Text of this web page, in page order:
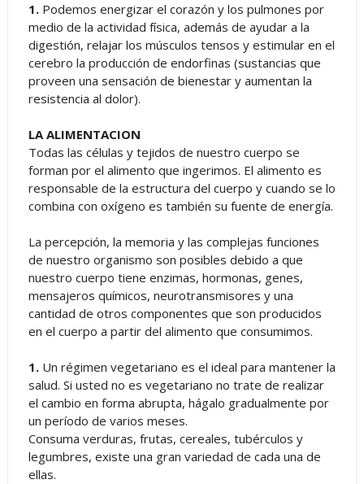
1. Podemos energizar el corazón y los pulmones por
medio de la actividad física, además de ayudar a la
digestión, relajar los músculos tensos y estimular en el
cerebro la producción de endorfinas (sustancias que
proveen una sensación de bienestar y aumentan la
resistencia al dolor).
LA ALIMENTACION
Todas las células y tejidos de nuestro cuerpo se
forman por el alimento que ingerimos. El alimento es
responsable de la estructura del cuerpo y cuando se lo
combina con oxígeno es también su fuente de energía.
La percepción, la memoria y las complejas funciones
de nuestro organismo son posibles debido a que
nuestro cuerpo tiene enzimas, hormonas, genes,
mensajeros químicos, neurotransmisores y una
cantidad de otros componentes que son producidos
en el cuerpo a partir del alimento que consumimos.
1. Un régimen vegetariano es el ideal para mantener la
salud. Si usted no es vegetariano no trate de realizar
el cambio en forma abrupta, hágalo gradualmente por
un período de varios meses.
Consuma verduras, frutas, cereales, tubérculos y
legumbres, existe una gran variedad de cada una de
ellas.